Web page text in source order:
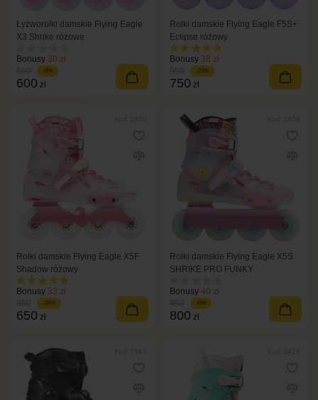
Łyżworolki damskie Flying Eagle
X3 Shrike różowe
Bonusy 30 zł
-9%
600 zł
Rolki damskie Flying Eagle F5S+
Eclipse różowy
Bonusy 38 zł
-21%
750 zł
Rolki damskie Flying Eagle X5F
Shadow różowy
Bonusy 33 zł
-24%
650 zł
Rolki damskie Flying Eagle X5S
SHRIKE PRO FUNKY
Bonusy 40 zł
-6%
800 zł